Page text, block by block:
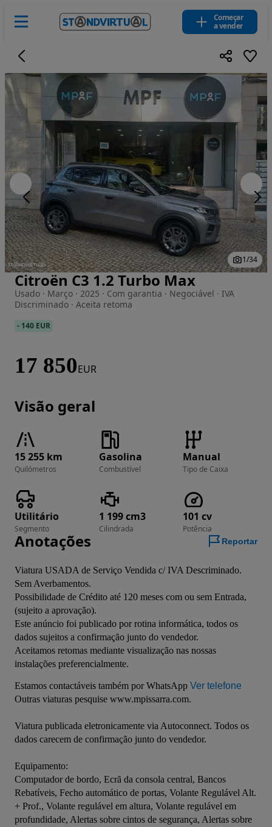
Começar
a vender
Imagem 1 de 34
1/34
Citroën C3 1.2 Turbo Max
Usado · Março · 2025 · Com garantia · Negociável · IVA
Discriminado · Aceita retoma
- 140 EUR
17 850EUR
Visão geral
15 255 km
Quilómetros
Gasolina
Combustível
Manual
Tipo de Caixa
Utilitário
Segmento
1 199 cm3
Cilindrada
101 cv
Potência
Anotações Reportar
Viatura USADA de Serviço Vendida c/ IVA Descriminado.
Sem Averbamentos.
Possibilidade de Crédito até 120 meses com ou sem Entrada,
(sujeito a aprovação).
Este anúncio foi publicado por rotina informática, todos os
dados sujeitos a confirmação junto do vendedor.
Aceitamos retomas mediante visualização nas nossas
instalações preferencialmente.
Estamos contactáveis também por WhatsApp Ver telefone
Outras viaturas pesquise www.mpissarra.com.
Viatura publicada eletronicamente via Autoconnect. Todos os
dados carecem de confirmação junto do vendedor.
Equipamento:
Computador de bordo, Ecrã da consola central, Bancos
Rebatíveis, Fecho automático de portas, Volante Regulável Alt.
+ Prof., Volante regulável em altura, Volante regulável em
profundidade, Alertas sobre cintos de segurança, Alertas sobre